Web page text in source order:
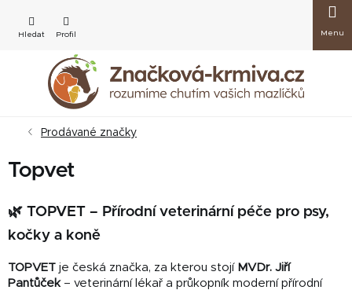
obsah
košík
Prodávané značky
Topvet
🌿 TOPVET – Přírodní veterinární péče pro psy,
kočky a koně
TOPVET je česká značka, za kterou stojí MVDr. Jiří
Pantůček– veterinární lékař a průkopník moderní přírodní